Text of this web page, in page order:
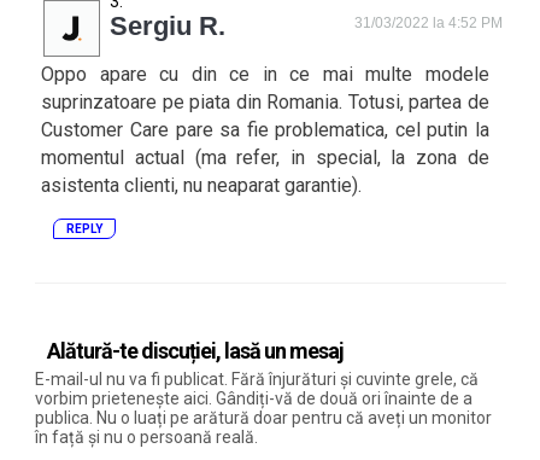
Sergiu R. 31/03/2022 la 4:52 PM
Oppo apare cu din ce in ce mai multe modele
suprinzatoare pe piata din Romania. Totusi, partea de
Customer Care pare sa fie problematica, cel putin la
momentul actual (ma refer, in special, la zona de
asistenta clienti, nu neaparat garantie).
REPLY
Alătură-te discuției, lasă un mesaj
E-mail-ul nu va fi publicat. Fără înjurături și cuvinte grele, că
vorbim prietenește aici. Gândiți-vă de două ori înainte de a
publica. Nu o luați pe arătură doar pentru că aveți un monitor
în față și nu o persoană reală.